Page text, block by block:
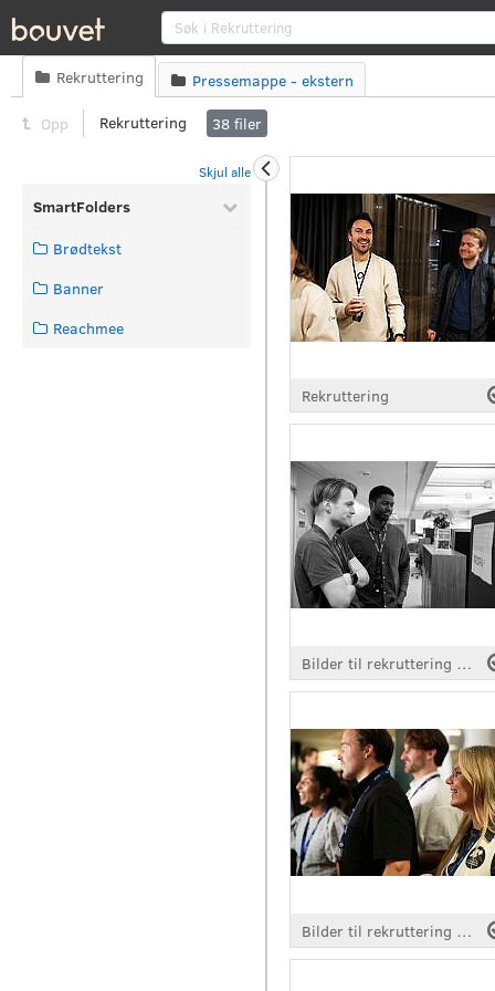
 Rekruttering  Pressemappe - ekstern
Opp Rekruttering 38 filer
Skjul alle
SmartFolders
Brødtekst
Banner
Reachmee
Rekruttering
Bilder til rekruttering og eksterne formål
Bilder til rekruttering og eksterne formål